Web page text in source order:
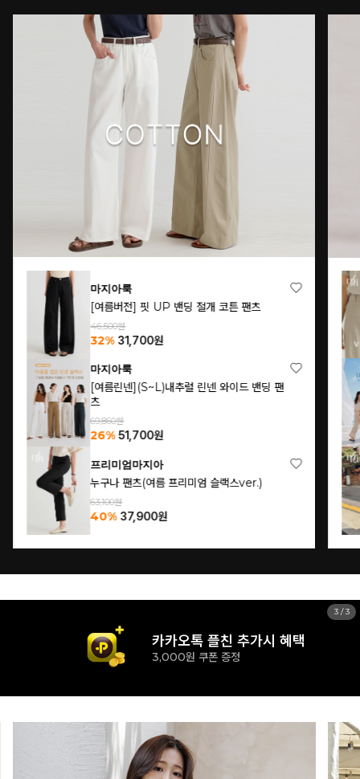
튼 팬츠
이드 밴딩 팬
스ver.)
핏 UP 초경량 시어서커 팬츠
에브리핏 9탄 쿨 레이온 밴딩 와이드
쿨 베럴 와이드 팬츠 (프리미엄 라이크
님)
신규 가입시 혜택
15% 즉시할인
1/3